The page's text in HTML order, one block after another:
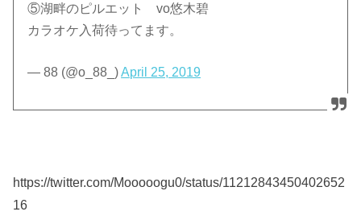
⑤湖畔のピルエット vo悠木碧
カラオケ入荷待ってます。
— 88 (@o_88_)April 25, 2019
https://twitter.com/Mooooogu0/status/11212843450402652
16